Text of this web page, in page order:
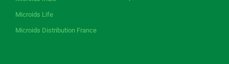
Microids Life
Microids Distribution France